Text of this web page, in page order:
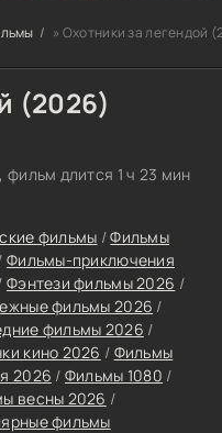
» Охотники за легендой
(2026)
фильм длится 1 ч 23 мин
фильмы /Фильмы
Фильмы-приключения
Фэнтези фильмы 2026 /
фильмы 2026 /
фильмы 2026 /
кино 2026 / Фильмы
2026 / Фильмы 1080 /
весны 2026 /
фильмы